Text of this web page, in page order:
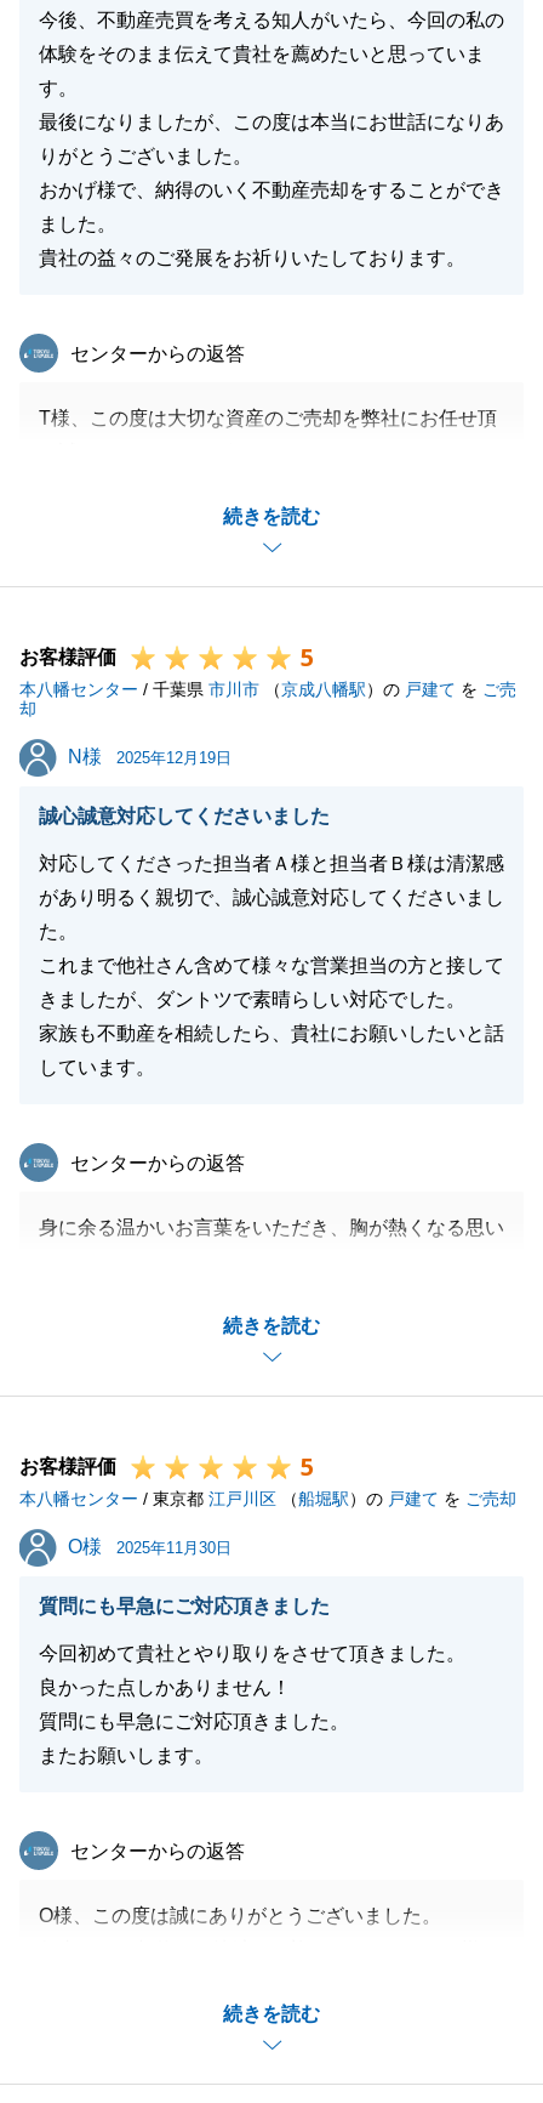
今後、不動産売買を考える知人がいたら、今回の私の
体験をそのまま伝えて貴社を薦めたいと思っていま
す。
最後になりましたが、この度は本当にお世話になりあ
りがとうございました。
おかげ様で、納得のいく不動産売却をすることができ
ました。
貴社の益々のご発展をお祈りいたしております。
続きを読む
東急リバブル
センターからの返答
T様、この度は大切な資産のご売却を弊社にお任せ頂
完了出来たと思っております。
改めて、心より感謝申し上げます。
ご満足頂けるお取引をする事が出来て私自身も非常に
今後も、何かお困りの事がございましたらいつでも私
までご相談ください。
らご紹介頂けますと幸いです。
す。
お客様評価 5
本八幡センター / 千葉県 市川市 （京成八幡駅）の 戸建て を ご売
却
N様
N様 2025年12月19日
誠心誠意対応してくださいました
対応してくださった担当者Ａ様と担当者Ｂ様は清潔感
があり明るく親切で、誠心誠意対応してくださいまし
た。
これまで他社さん含めて様々な営業担当の方と接して
きましたが、ダントツで素晴らしい対応でした。
家族も不動産を相続したら、貴社にお願いしたいと話
しています。
続きを読む
東急リバブル
センターからの返答
身に余る温かいお言葉をいただき、胸が熱くなる思い
してくださり、営業冥利に尽きる幸せを感じておりま
ご家族様の大切な将来のご相談につきましても、ぜひ
この度のご縁に心より感謝申し上げます。本当にあり
がとうございました。
閉じる
お客様評価 5
本八幡センター / 東京都 江戸川区 （船堀駅）の 戸建て を ご売却
O様
O様 2025年11月30日
質問にも早急にご対応頂きました
今回初めて貴社とやり取りをさせて頂きました。
良かった点しかありません！
質問にも早急にご対応頂きました。
またお願いします。
続きを読む
東急リバブル
センターからの返答
O様、この度は誠にありがとうございました。
今後も何かございましたら、O様のお力になれるよう
何卒よろしくお願い申し上げます。